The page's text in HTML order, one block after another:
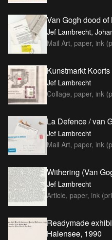
Van Gogh dood
Jef Lambrecht,
Mail Art, paper, ink
Kunstmarkt
Jef Lambrecht
Collage, paper, ink
La Defence / van
Jef Lambrecht
Mail Art, paper, ink
Withering (Van
Jef Lambrecht
Article, paper, ink
Readymade
Halensee, 1990